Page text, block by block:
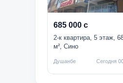
685 000 с
2-к квартира, 5 этаж,
м², Сино
Душанбе Сегодня